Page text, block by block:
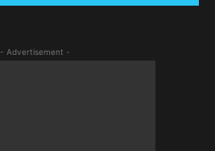
- Advertisement -